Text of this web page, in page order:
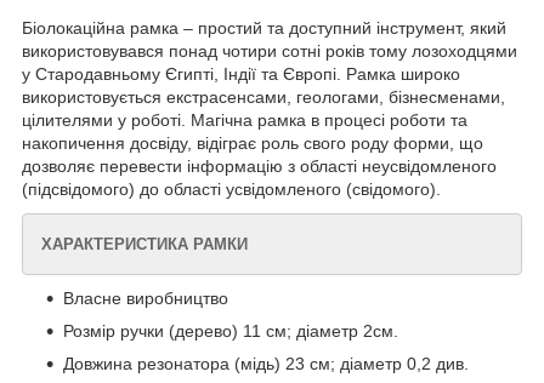
Біолокаційна рамка – простий та доступний інструмент, який
використовувався понад чотири сотні років тому лозоходцями
у Стародавньому Єгипті, Індії та Європі. Рамка широко
використовується екстрасенсами, геологами, бізнесменами,
цілителями у роботі. Магічна рамка в процесі роботи та
накопичення досвіду, відіграє роль свого роду форми, що
дозволяє перевести інформацію з області неусвідомленого
(підсвідомого) до області усвідомленого (свідомого).
ХАРАКТЕРИСТИКА РАМКИ
Власне виробництво
Розмір ручки (дерево) 11 см; діаметр 2см.
Довжина резонатора (мідь) 23 см; діаметр 0,2 див.